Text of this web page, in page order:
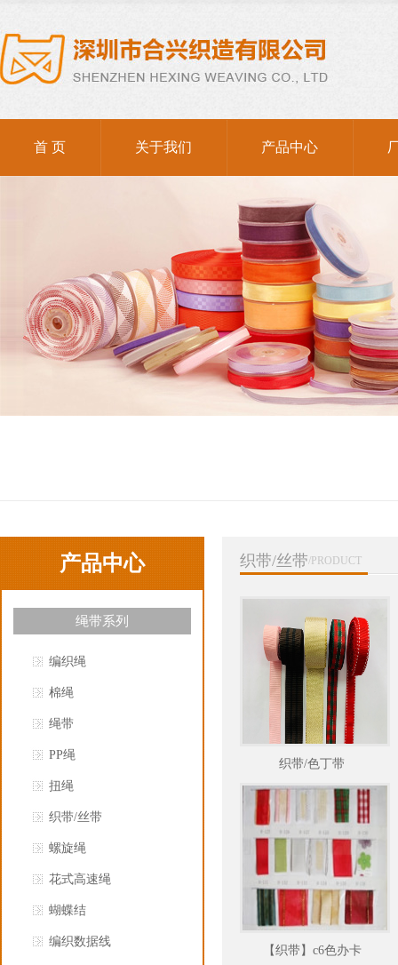
首 页 关于我们 产品中心
产品中心
绳带系列
编织绳
棉绳
绳带
PP绳
扭绳
织带/丝带
螺旋绳
花式高速绳
蝴蝶结
编织数据线
织带/丝带/PRODUCT
织带/色丁带
【织带】c6色办卡